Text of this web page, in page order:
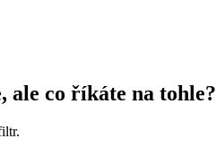
ale co říkáte na tohle?